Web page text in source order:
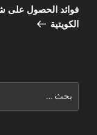
التالية
فوائد الحصول على
الكويتية
عن: